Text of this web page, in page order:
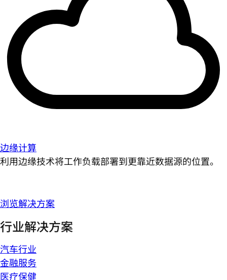
边缘计算
利用边缘技术将工作负载部署到更靠近数据源的位置。
浏览解决方案
行业解决方案
汽车行业
金融服务
医疗保健